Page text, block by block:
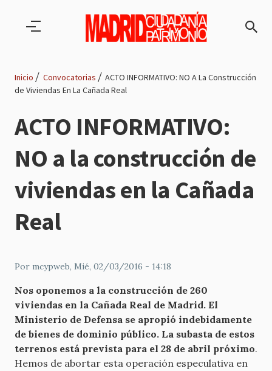
de
navegación
Inicio Convocatorias
ACTO INFORMATIVO: NO A La Construcción
de Viviendas En La Cañada Real
ACTO INFORMATIVO:
NO a la construcción de
viviendas en la Cañada
Real
Por mcypweb, Mié, 02/03/2016 - 14:18
Nos oponemos a la construcción de 260
viviendas en la Cañada Real de Madrid. El
Ministerio de Defensa se apropió indebidamente
de bienes de dominio público. La subasta de estos
terrenos está prevista para el 28 de abril próximo.
Hemos de abortar esta operación especulativa en